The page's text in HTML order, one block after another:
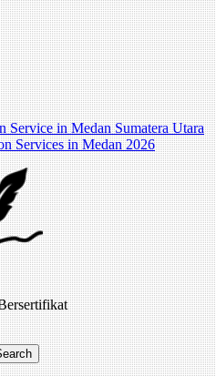
Service in Medan Sumatera Utara
Services in Medan 2026